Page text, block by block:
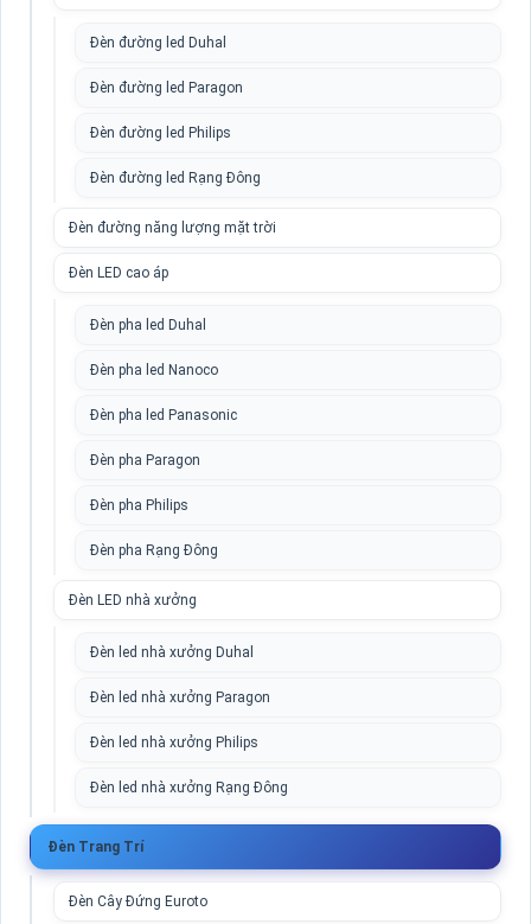
Đèn đường led Duhal
Đèn đường led Paragon
Đèn đường led Philips
Đèn đường led Rạng Đông
Đèn đường năng lượng mặt trời
Đèn LED cao áp
Đèn pha led Duhal
Đèn pha led Nanoco
Đèn pha led Panasonic
Đèn pha Paragon
Đèn pha Philips
Đèn pha Rạng Đông
Đèn LED nhà xưởng
Đèn led nhà xưởng Duhal
Đèn led nhà xưởng Paragon
Đèn led nhà xưởng Philips
Đèn led nhà xưởng Rạng Đông
Đèn Trang Trí
Đèn Cây Đứng Euroto